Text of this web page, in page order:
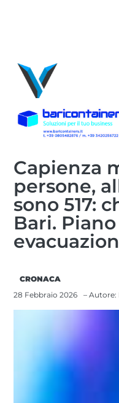
Capienza
persone,
sono 517:
Bari.
CRONACA
28 Febbraio 2026
– Autore: